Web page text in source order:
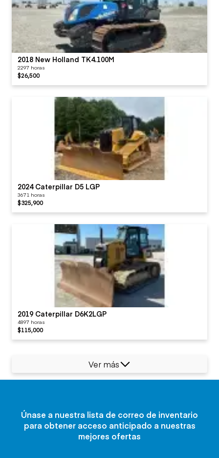
2018 New Holland TK4.100M
2297 horas
$26,500
2024 Caterpillar D5 LGP
3671 horas
$325,900
2019 Caterpillar D6K2LGP
4897 horas
$115,000
Ver más
Únase a nuestra lista de correo de inventario
para obtener acceso anticipado a nuestras
mejores ofertas